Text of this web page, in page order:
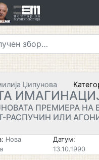
Џипунова
ПРЕМИЕРА НА
РАСПУЧИН ИЛИ
Нова
Датум:
13.10.1990